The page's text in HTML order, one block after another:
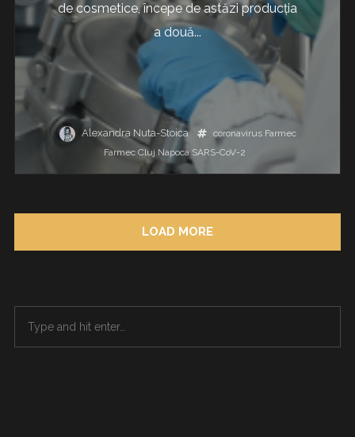
de cosmetice, începe de astăzi producția
a două...
Alexandra Nuta-Stoica coronavirus Farmec
Farmec Cluj Napoca SARS-CoV-2
LOAD MORE